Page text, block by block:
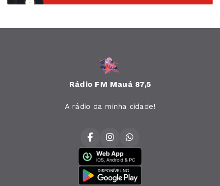
Rádio FM Mauá 87,5
A rádio da minha cidade!